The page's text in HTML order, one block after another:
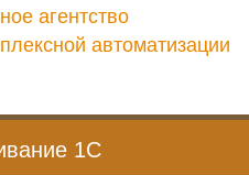
агентство
автоматизации
1С